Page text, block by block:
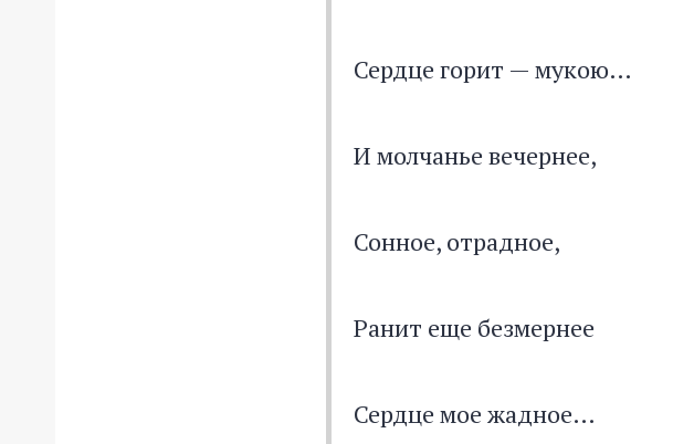
Сердце горит — мукою…
И молчанье вечернее,
Сонное, отрадное,
Ранит еще безмернее
Сердце мое жадное…